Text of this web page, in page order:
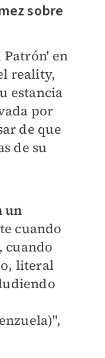
sobre
Patrón' en
reality,
estancia
por
de que
de su
un
cuando
cuando
literal